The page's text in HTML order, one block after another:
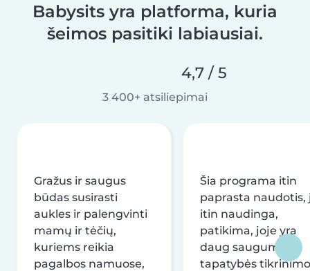
Babysits yra platforma, kuria
šeimos pasitiki labiausiai.
4,7 / 5
3 400+ atsiliepimai
Gražus ir saugus
būdas susirasti
aukles ir palengvinti
mamų ir tėčių,
kuriems reikia
pagalbos namuose,
Šia programa itin
paprasta naudotis,
itin naudinga,
patikima, joje yra
daug saugumo ir
tapatybės tikrinimo